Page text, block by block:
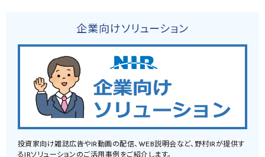
企業向けソリューション
投資家向け雑誌広告やIR動画の配信、WEB説明会など、野村IRが提供す
るIRソリューションのご活用事例をご紹介します。